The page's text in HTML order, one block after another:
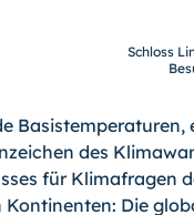
Schloss
des
für Klimafragen
Kontinenten: Die